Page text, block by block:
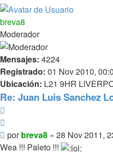
breva8
Moderador
Mensajes: 4224
Registrado: 01 Nov 2010,
Ubicación: L21 9HR
Re: Juan Luis Sanchez
Mensaje
porbreva8 » 28 Nov 2011,
Wea !!! Paleto !!!